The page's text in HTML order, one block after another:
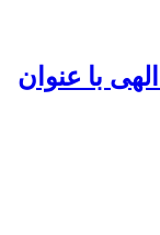
با عنوان